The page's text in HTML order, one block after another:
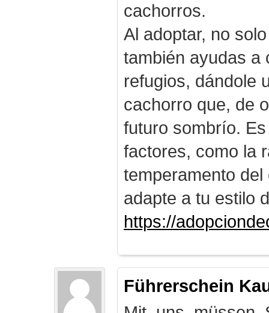
cachorros.
Al adoptar, no
también ayudas a
refugios, dándole
cachorro que, de
futuro sombrío.
factores, como la
temperamento
adapte a tu estilo
https://
Führerschein